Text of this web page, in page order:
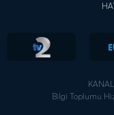
Bilgi Toplumu